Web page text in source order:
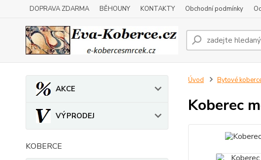
DOPRAVA ZDARMA BĚHOUNY KONTAKTY Obchodní podmínky
AKCE
VÝPRODEJ
KOBERCE
Úvod Bytové
Koberec